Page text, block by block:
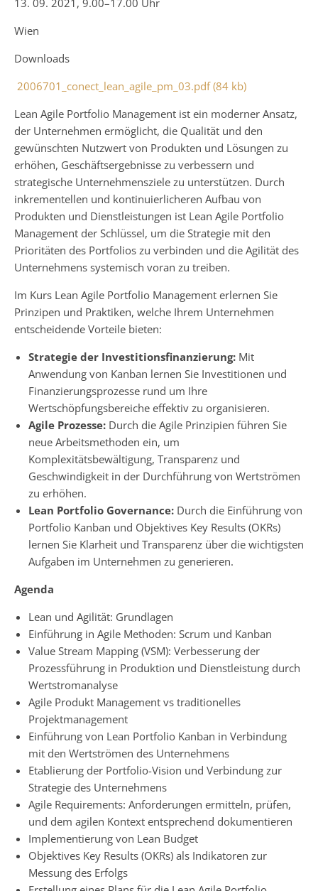
13. 09. 2021, 9.00–17.00 Uhr
Wien
Downloads
2006701_conect_lean_agile_pm_03.pdf (84 kb)
Lean Agile Portfolio Management ist ein moderner Ansatz,
der Unternehmen ermöglicht, die Qualität und den
gewünschten Nutzwert von Produkten und Lösungen zu
erhöhen, Geschäftsergebnisse zu verbessern und
strategische Unternehmensziele zu unterstützen. Durch
inkrementellen und kontinuierlicheren Aufbau von
Produkten und Dienstleistungen ist Lean Agile Portfolio
Management der Schlüssel, um die Strategie mit den
Prioritäten des Portfolios zu verbinden und die Agilität des
Unternehmens systemisch voran zu treiben.
Im Kurs Lean Agile Portfolio Management erlernen Sie
Prinzipen und Praktiken, welche Ihrem Unternehmen
entscheidende Vorteile bieten:
Strategie der Investitionsfinanzierung: Mit
Anwendung von Kanban lernen Sie Investitionen und
Finanzierungsprozesse rund um Ihre
Wertschöpfungsbereiche effektiv zu organisieren.
Agile Prozesse: Durch die Agile Prinzipien führen Sie
neue Arbeitsmethoden ein, um
Komplexitätsbewältigung, Transparenz und
Geschwindigkeit in der Durchführung von Wertströmen
zu erhöhen.
Lean Portfolio Governance: Durch die Einführung von
Portfolio Kanban und Objektives Key Results (OKRs)
lernen Sie Klarheit und Transparenz über die wichtigsten
Aufgaben im Unternehmen zu generieren.
Agenda
Lean und Agilität: Grundlagen
Einführung in Agile Methoden: Scrum und Kanban
Value Stream Mapping (VSM): Verbesserung der
Prozessführung in Produktion und Dienstleistung durch
Wertstromanalyse
Agile Produkt Management vs traditionelles
Projektmanagement
Einführung von Lean Portfolio Kanban in Verbindung
mit den Wertströmen des Unternehmens
Etablierung der Portfolio-Vision und Verbindung zur
Strategie des Unternehmens
Agile Requirements: Anforderungen ermitteln, prüfen,
und dem agilen Kontext entsprechend dokumentieren
Implementierung von Lean Budget
Objektives Key Results (OKRs) als Indikatoren zur
Messung des Erfolgs